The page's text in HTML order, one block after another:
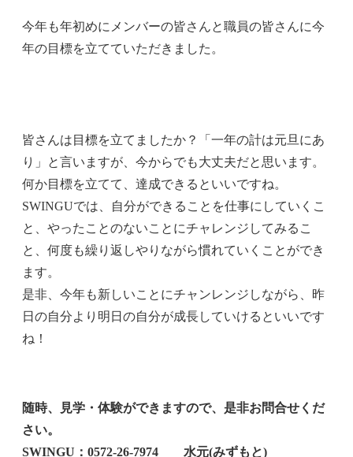
今年も年初めにメンバーの皆さんと職員の皆さんに今
年の目標を立てていただきました。
皆さんは目標を立てましたか？「一年の計は元旦にあ
り」と言いますが、今からでも大丈夫だと思います。
何か目標を立てて、達成できるといいですね。
SWINGUでは、自分ができることを仕事にしていくこ
と、やったことのないことにチャレンジしてみるこ
と、何度も繰り返しやりながら慣れていくことができ
ます。
是非、今年も新しいことにチャンレンジしながら、昨
日の自分より明日の自分が成長していけるといいです
ね！
随時、見学・体験ができますので、是非お問合せくだ
さい。
SWINGU：0572‐26‐7974 水元(みずもと)